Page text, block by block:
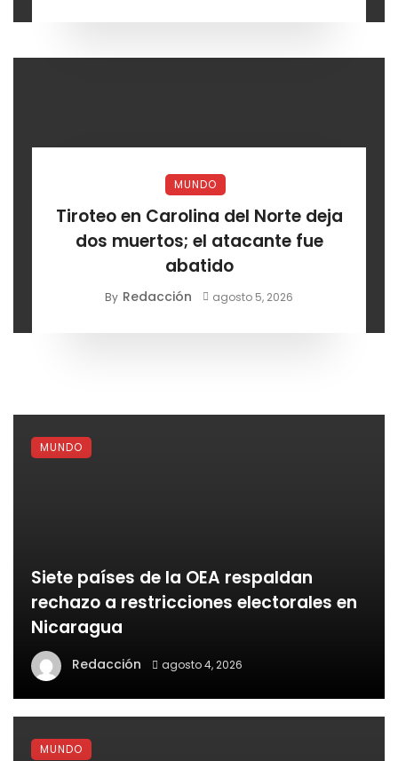
MUNDO
Tiroteo en Carolina del Norte deja
dos muertos; el atacante fue
abatido
By Redacción agosto 5, 2026
Siete países de la OEA respaldan
rechazo a restricciones electorales en
Nicaragua
Redacción agosto 4, 2026
MUNDO
MUNDO